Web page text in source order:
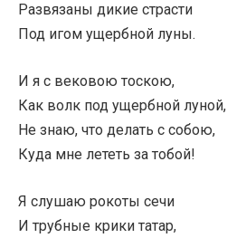
Развязаны дикие страсти
Под игом ущербной луны.
И я с вековою тоскою,
Как волк под ущербной луной,
Не знаю, что делать с собою,
Куда мне лететь за тобой!
Я слушаю рокоты сечи
И трубные крики татар,